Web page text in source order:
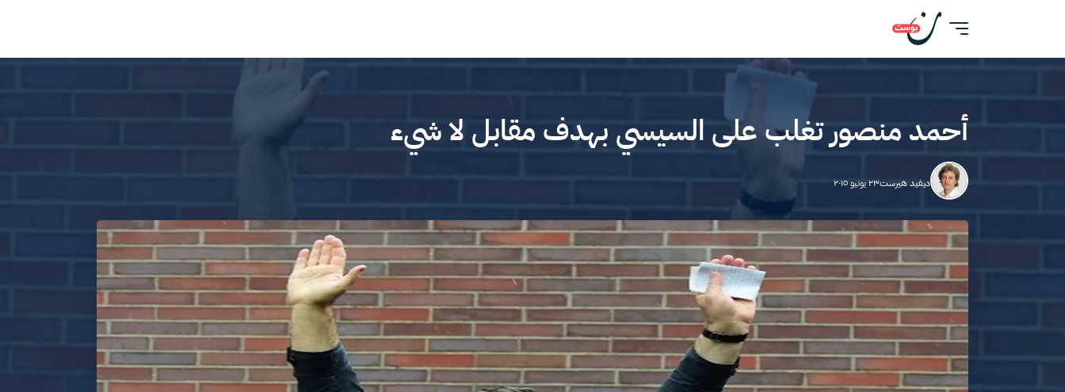
أحمد منصور تغلب على السيسي بهدف مقابل لا شيء
ديفيد هيرست٢٣ يونيو ٢٠١٥